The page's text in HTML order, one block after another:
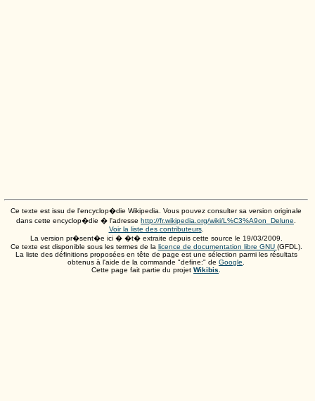
Ce texte est issu de l'encyclop�die Wikipedia. Vous pouvez consulter sa version originale
dans cette encyclop�die � l'adresse http://fr.wikipedia.org/wiki/L%C3%A9on_Delune
Voir la liste des contributeurs.
La version pr�sent�e ici � �t� extraite depuis cette source le 19/03/2009
Ce texte est disponible sous les termes de la licence de documentation libre GNU (GFDL).
La liste des définitions proposées en tête de page est une sélection parmi les résultats
obtenus à l'aide de la commande "define:" de Google
Cette page fait partie du projet Wikibis